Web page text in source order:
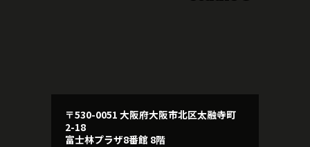
〒530-0051 大阪府大阪市北区太融寺町
2-18
富士林プラザ8番館 8階